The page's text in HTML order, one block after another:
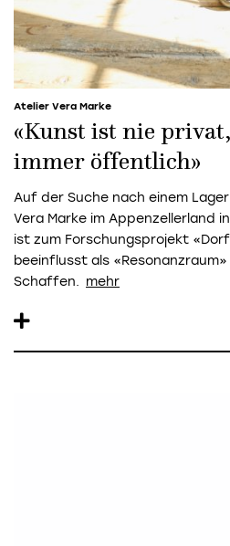
Atelier Vera Marke
«Kunst ist nie
immer öffentlich»
Auf der Suche nach einem
Vera Marke im Appenzellerland
ist zum Forschungsprojekt
beeinflusst als
Schaffen.